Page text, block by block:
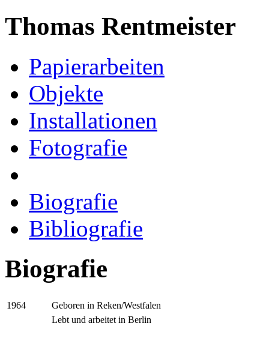
Thomas Rentmeister
Papierarbeiten
Objekte
Installationen
Fotografie
Biografie
Bibliografie
Biografie
1964
Geboren in Reken/Westfalen
Lebt und arbeitet in Berlin